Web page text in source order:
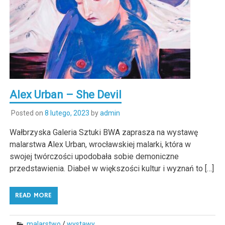
Alex Urban – She Devil
Posted on 8 lutego, 2023 byadmin
Wałbrzyska Galeria Sztuki BWA zaprasza na wystawę
malarstwa Alex Urban, wrocławskiej malarki, która w
swojej twórczości upodobała sobie demoniczne
przedstawienia. Diabeł w większości kultur i wyznań to […]
READ MORE